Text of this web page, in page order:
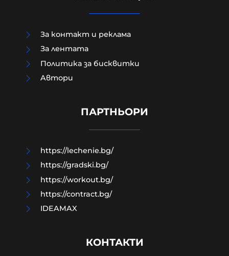
Лидерката на френските Зелени
За контакт и реклама
За лентата
Политика за бисквитки
Aвтори
ПАРТНЬОРИ
https://lechenie.bg/
https://gradski.bg/
https://workout.bg/
https://contract.bg/
IDEAMAX
КОНТАКТИ